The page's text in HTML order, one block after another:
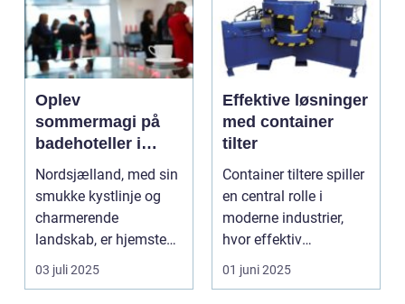
Oplev
sommermagi på
badehoteller i
Nordsjælland
Nordsjælland, med sin
smukke kystlinje og
charmerende
landskab, er hjemsted
for nogle af Danma...
03 juli 2025
Effektive løsninger
med container
tilter
Container tiltere spiller
en central rolle i
moderne industrier,
hvor effektiv
affaldssortering og g...
01 juni 2025